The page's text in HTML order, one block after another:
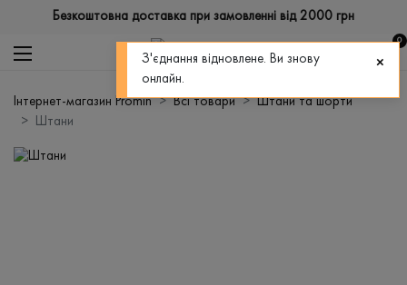
Безкоштовна доставка при замовленні від 2000 грн
0
Інтернет-магазин Promin Всі товари
Штани та шорти
Штани
З'єднання відновлене. Ви знову
онлайн.